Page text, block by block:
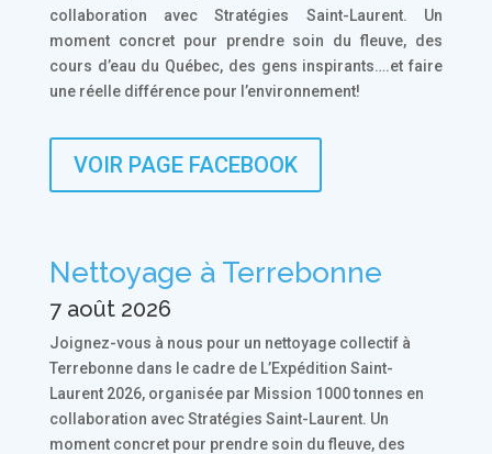
collaboration avec Stratégies Saint-Laurent. Un
moment concret pour prendre soin du fleuve, des
cours d’eau du Québec, des gens inspirants….et faire
une réelle différence pour l’environnement!
VOIR PAGE FACEBOOK
Nettoyage à Terrebonne
7 août 2026
Joignez-vous à nous pour un nettoyage collectif à
Terrebonne dans le cadre de L’Expédition Saint-
Laurent 2026, organisée par Mission 1000 tonnes en
collaboration avec Stratégies Saint-Laurent. Un
moment concret pour prendre soin du fleuve, des